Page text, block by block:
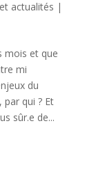
actualités |
mois et que
mi
du
qui ? Et
sûr.e de...